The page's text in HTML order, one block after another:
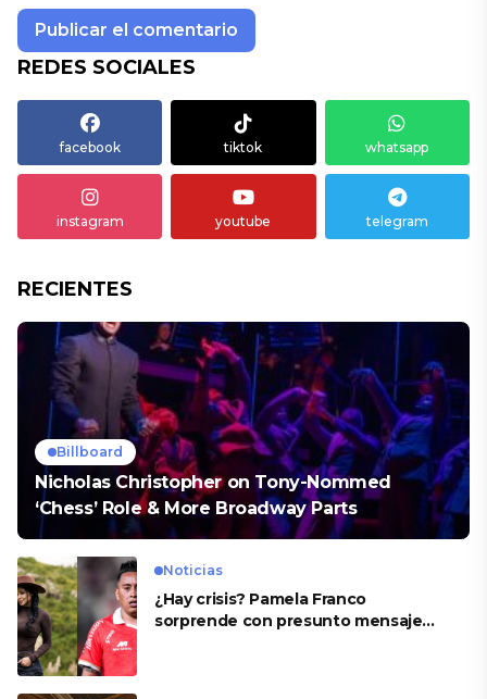
REDES SOCIALES
facebook tiktok whatsapp
instagram youtube telegram
RECIENTES
Billboard
Nicholas Christopher on Tony-Nommed
‘Chess’ Role & More Broadway Parts
Noticias
¿Hay crisis? Pamela Franco
sorprende con presunto mensaje